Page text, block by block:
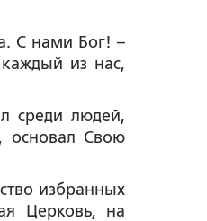
С нами Бог! –
из нас,
среди людей,
основал Свою
избранных
Церковь, на